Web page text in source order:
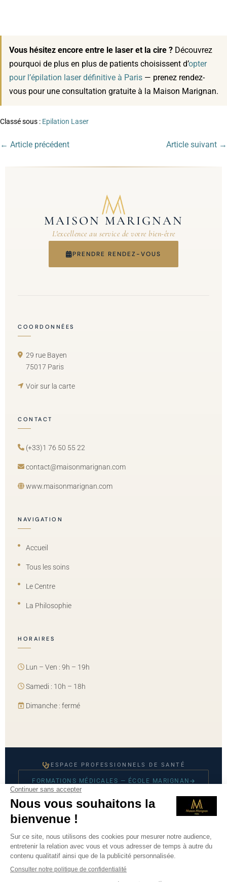
Vous hésitez encore entre le laser et la cire ? Découvrez
pourquoi de plus en plus de patients choisissent d’opter
pour l’épilation laser définitive à Paris — prenez rendez-
vous pour une consultation gratuite à la Maison Marignan.
Classé sous : Epilation Laser
← Article précédent Article suivant →
MAISON MARIGNAN
L'excellence au service de votre bien-être
PRENDRE RENDEZ-VOUS
COORDONNÉES
29 rue Bayen
75017 Paris
Voir sur la carte
CONTACT
(+33)1 76 50 55 22
contact@maisonmarignan.com
www.maisonmarignan.com
NAVIGATION
Accueil
Tous les soins
Le Centre
La Philosophie
HORAIRES
Lun – Ven : 9h – 19h
Samedi : 10h – 18h
Dimanche : fermé
ESPACE PROFESSIONNELS DE SANTÉ
FORMATIONS MÉDICALES — ÉCOLE MARIGNAN
© 2026 Maison Marignan — Tous droits réservés
Mentions légales· CGU·Politique de confidentialité